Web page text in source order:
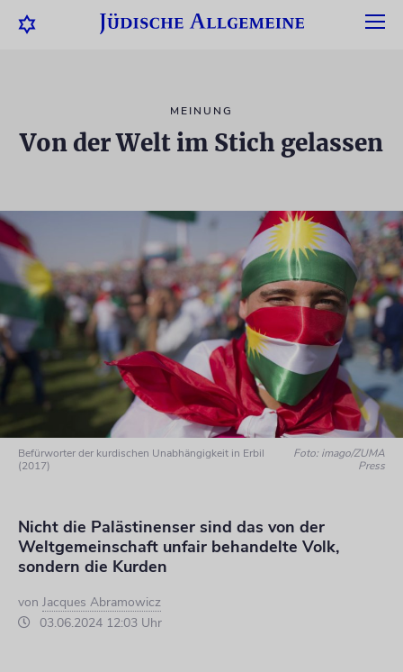
MEINUNG
Von der Welt im Stich gelassen
Befürworter der kurdischen Unabhängigkeit in Erbil
(2017)
Foto: imago/ZUMA
Press
Nicht die Palästinenser sind das von der
Weltgemeinschaft unfair behandelte Volk,
sondern die Kurden
von Jacques Abramowicz
03.06.2024 12:03 Uhr